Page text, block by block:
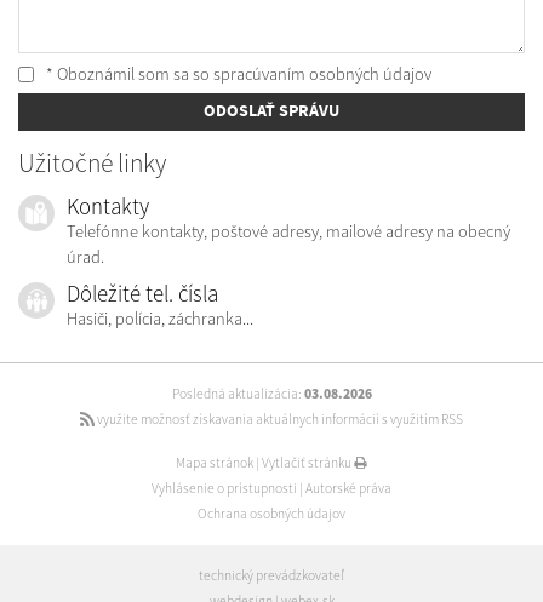
* Oboznámil som sa so spracúvaním osobných údajov
ODOSLAŤ SPRÁVU
Užitočné linky
Kontakty
Telefónne kontakty, poštové adresy, mailové adresy na obecný
úrad.
Dôležité tel. čísla
Hasiči, polícia, záchranka...
Posledná aktualizácia: 03.08.2026
využite možnosť získavania aktuálnych informácií s využitím RSS
Mapa stránok Vytlačiť stránku
Vyhlásenie o prístupnosti Autorské práva
Ochrana osobných údajov
technický prevádzkovateľ